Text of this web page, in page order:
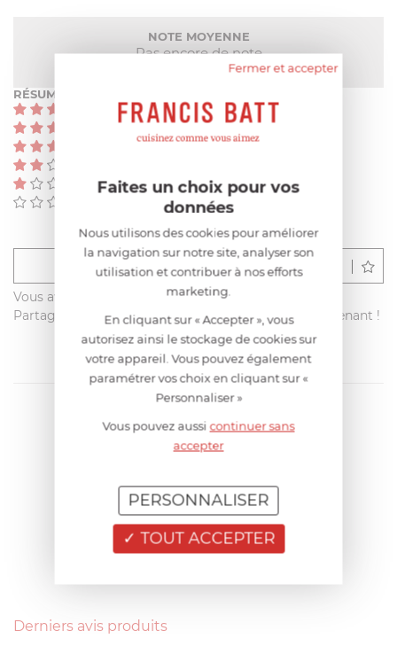
NOTE MOYENNE
Pas encore de note
RÉSUMÉ
(0)
Déposer un avis
Vous avez acheté ce produit sur francisbatt.com ?
Partagez votre avis avec les autres clients dès maintenant !
Derniers avis produits
Fermer et accepter
Faites un choix pour vos
données
Nous utilisons des cookies pour améliorer
la navigation sur notre site, analyser son
utilisation et contribuer à nos efforts
marketing.
En cliquant sur « Accepter », vous
autorisez ainsi le stockage de cookies sur
votre appareil. Vous pouvez également
paramétrer vos choix en cliquant sur «
Personnaliser »
Vous pouvez aussicontinuer sans
accepter
TOUT ACCEPTER
PERSONNALISER